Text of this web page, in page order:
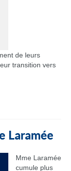
de leurs
transition vers
Laramée
Mme Laramée
cumule plus